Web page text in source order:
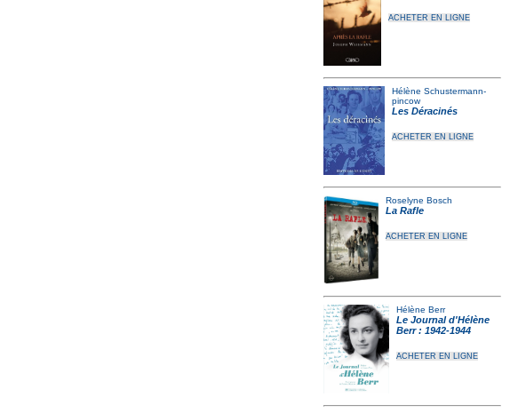
ACHETER EN LIGNE
Hélène Schustermann-
pincow
Les Déracinés
ACHETER EN LIGNE
Roselyne Bosch
La Rafle
ACHETER EN LIGNE
Hélène Berr
Le Journal d'Hélène
Berr : 1942-1944
ACHETER EN LIGNE